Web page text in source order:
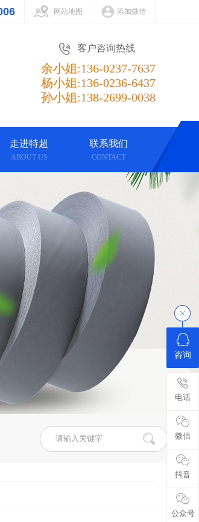
网站地图 添加微信
客户咨询热线
余小姐:136-0237-7637
杨小姐:136-0236-6437
孙小姐:138-2699-0038
走进特超
ABOUT US
公司
实景 荣誉证书
合作伙伴
中心
联系我们
CONTACT
CLICK MORE
留言预订
咨询
电话
微信
抖音
公众号